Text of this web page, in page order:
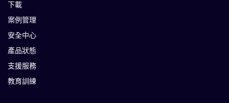
下載
案例管理
安全中心
產品狀態
支援服務
教育訓練